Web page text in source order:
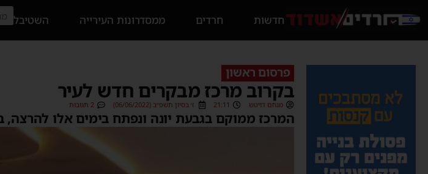
חדשות חרדים ממסדרונות העירייה השטיבל
פרסום ראשון
בקרוב מרכז מבקרים חדש לעיר
מנחם דויטש 21:11 ז׳ בסיון תשפ״ב (06/06/2022) 2 תגובות
המרכז ממוקם בגבעת יונה ונפתח בימים אלו